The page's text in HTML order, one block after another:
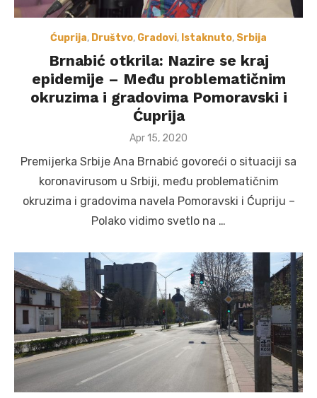
Ćuprija, Društvo, Gradovi, Istaknuto, Srbija
Brnabić otkrila: Nazire se kraj
epidemije – Među problematičnim
okruzima i gradovima Pomoravski i
Ćuprija
Posted
Apr 15, 2020
Premijerka Srbije Ana Brnabić govoreći o situaciji sa
koronavirusom u Srbiji, među problematičnim
okruzima i gradovima navela Pomoravski i Ćupriju –
Polako vidimo svetlo na …